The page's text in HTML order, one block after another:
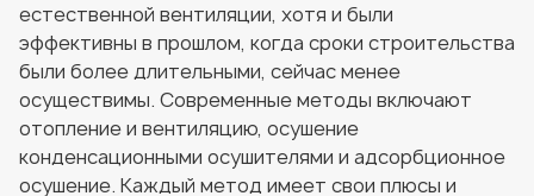
естественной вентиляции, хотя и были
эффективны в прошлом, когда сроки строительства
были более длительными, сейчас менее
осуществимы. Современные методы включают
отопление и вентиляцию, осушение
конденсационными осушителями и адсорбционное
осушение. Каждый метод имеет свои плюсы и